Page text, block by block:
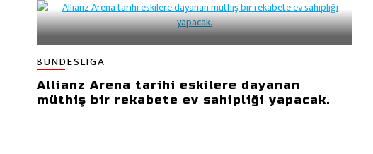
BUNDESLIGA
Allianz Arena tarihi eskilere dayanan
müthiş bir rekabete ev sahipliği yapacak.